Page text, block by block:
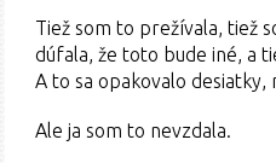
Tiež som to prežívala, tiež
dúfala, že toto bude iné, a
A to sa opakovalo desiatky,
Ale ja som to nevzdala.